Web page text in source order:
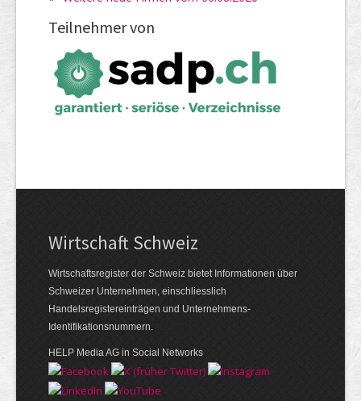
Teilnehmer von
Wirtschaft Schweiz
Wirtschaftsregister der Schweiz bietet Informationen über
Schweizer Unternehmen, einschliesslich
Handelsregistereinträgen und Unternehmens-
Identifikationsnummern.
HELP Media AG in Social Networks